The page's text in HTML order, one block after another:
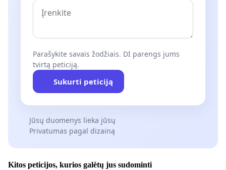
Parašykite savais žodžiais. DI parengs jums
tvirtą peticiją.
Sukurti peticiją
Jūsų duomenys lieka jūsų
Privatumas pagal dizainą
Kitos peticijos, kurios galėtų jus sudominti